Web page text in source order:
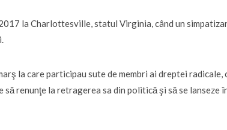
la Charlottesville, statul Virginia, când un
la care participau sute de membri ai dreptei radicale,
să renunţe la retragerea sa din politică şi să se lanseze